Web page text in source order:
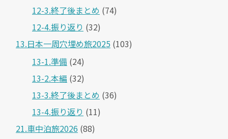
12-3.終了後まとめ (74)
12-4.振り返り (32)
13.日本一周穴埋め旅2025 (103)
13-1.準備 (24)
13-2.本編 (32)
13-3.終了後まとめ (36)
13-4.振り返り (11)
21.車中泊旅2026 (88)